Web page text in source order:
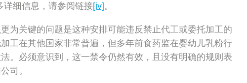
详细信息，请参阅链接[iv] 。
为关键的问题是这种安排可能违反禁止代工或委托加工的
工在其他国家非常普遍，但多年前食药监在婴幼儿乳粉行
。必须意识到，这一禁令仍然有效，且没有明确的规则表
司。